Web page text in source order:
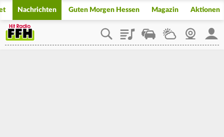
Nachrichten Guten Morgen Hessen Magazin Aktionen
PlaylistStaupilotWetterWebcam